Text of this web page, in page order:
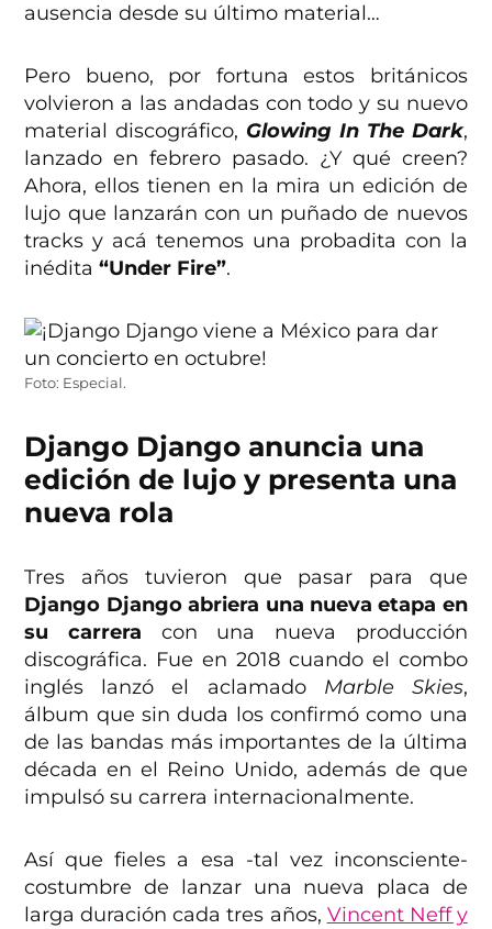
ausencia desde su último material…
Pero bueno, por fortuna estos británicos
volvieron a las andadas con todo y su nuevo
material discográfico, Glowing In The Dark,
lanzado en febrero pasado. ¿Y qué creen?
Ahora, ellos tienen en la mira un edición de
lujo que lanzarán con un puñado de nuevos
tracks y acá tenemos una probadita con la
inédita“Under Fire”.
Foto: Especial.
Django Django anuncia una
edición de lujo y presenta una
nueva rola
Tres años tuvieron que pasar para que
Django Django abriera una nueva etapa en
su carrera con una nueva producción
discográfica. Fue en 2018 cuando el combo
inglés lanzó el aclamado Marble Skies,
álbum que sin duda los confirmó como una
de las bandas más importantes de la última
década en el Reino Unido, además de que
impulsó su carrera internacionalmente.
Así que fieles a esa -tal vez inconsciente-
costumbre de lanzar una nueva placa de
larga duración cada tres años, Vincent Neff y